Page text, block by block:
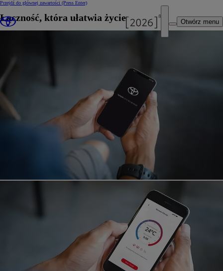
Przejdź do głównej zawartości (Press Enter)
Otwórz menu
Łączność, która ułatwia życie